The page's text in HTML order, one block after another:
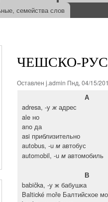
семейства слов
ЧЕШСКО-
Оставлен j.admin Пнд, 04/15/
А
adresa, -уж адрес
ale но
ano да
asi приблизительно
autobus, -u м автобус
automobil, -u м автомобиль
В
babička, -у ж бабушка
Baltické moře Балтийское